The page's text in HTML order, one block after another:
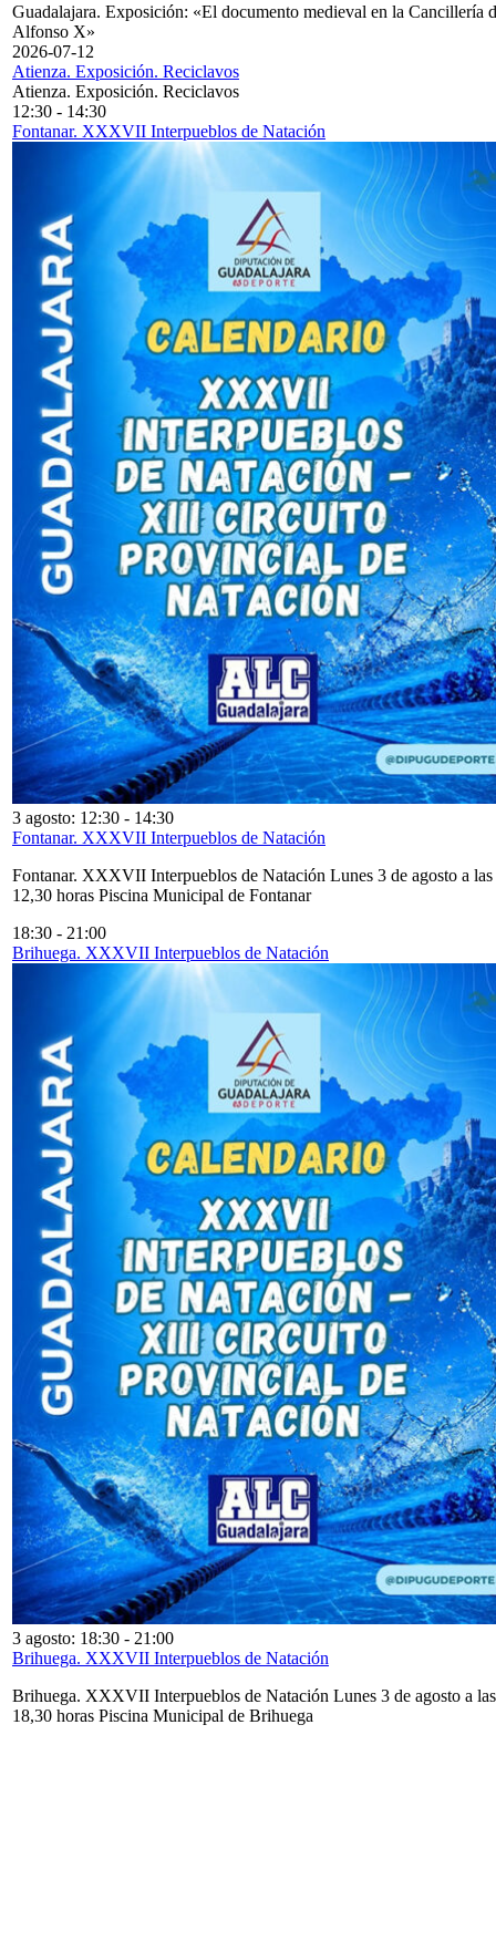
Guadalajara. Exposición: «El documento medieval en la Cancillería
Alfonso X»
2026-07-12
Atienza. Exposición. Reciclavos
Atienza. Exposición. Reciclavos
12:30 - 14:30
Fontanar. XXXVII Interpueblos de Natación
3 agosto: 12:30 - 14:30
Fontanar. XXXVII Interpueblos de Natación
Fontanar. XXXVII Interpueblos de Natación Lunes 3 de agosto a las
12,30 horas Piscina Municipal de Fontanar
18:30 - 21:00
Brihuega. XXXVII Interpueblos de Natación
3 agosto: 18:30 - 21:00
Brihuega. XXXVII Interpueblos de Natación
Brihuega. XXXVII Interpueblos de Natación Lunes 3 de agosto a las
18,30 horas Piscina Municipal de Brihuega